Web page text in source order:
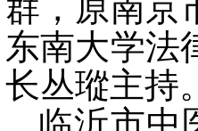
群，原南京
东南大学法
长丛瑽主持